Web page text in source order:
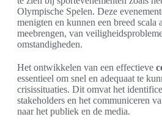
Olympische Spelen. Deze
menigten en kunnen een breed scala
meebrengen, van
omstandigheden.
Het ontwikkelen van een effectieve
essentieel om snel en adequaat te
crisissituaties. Dit omvat het
stakeholders en het communiceren
naar het publiek en de media.